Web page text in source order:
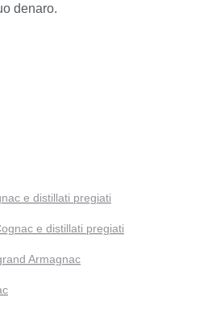
denaro.
e distillati pregiati
e distillati pregiati
Armagnac